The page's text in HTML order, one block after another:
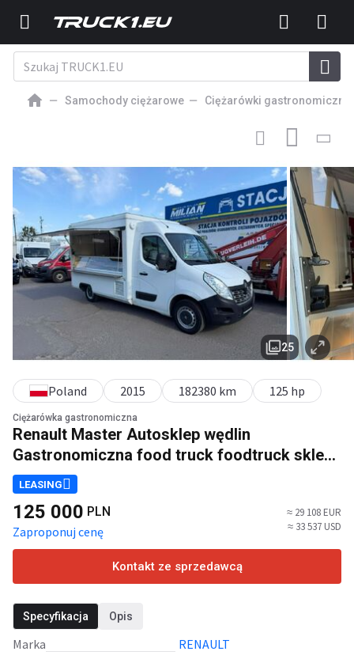
Samochody ciężarowe Ciężarówki gastronomiczne
sklep Borco2015
Ciężarówka gastronomiczna
Renault Master Autosklep wędlin
Gastronomiczna food truck foodtruck sklep
Borco2015
25
Poland 2015 182380 km 125 hp
LEASING
125 000 PLN
Zaproponuj cenę
≈ 29 108 EUR
≈ 33 537 USD
Kontakt ze sprzedawcą
Specyfikacja Opis
Marka
RENAULT